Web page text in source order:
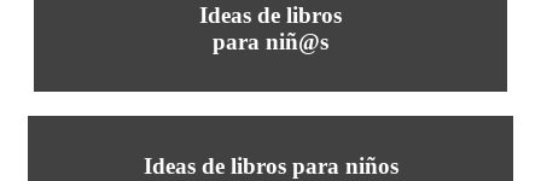
Ideas de libros
para niñ@s
Ideas de libros para niños